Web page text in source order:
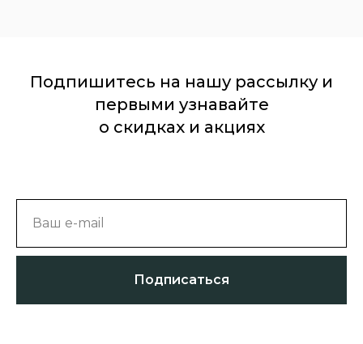
Подпишитесь на нашу рассылку и
первыми узнавайте
о скидках и акциях
Ваш e-mail
Подписаться